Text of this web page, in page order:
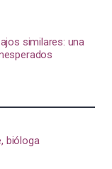
similares: una
bióloga